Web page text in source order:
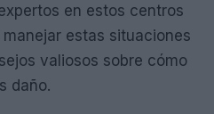
en estos centros
estas situaciones
valiosos sobre cómo
daño.